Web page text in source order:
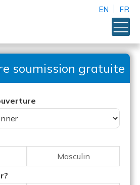
EN FR
soumission gratuite
Masculin